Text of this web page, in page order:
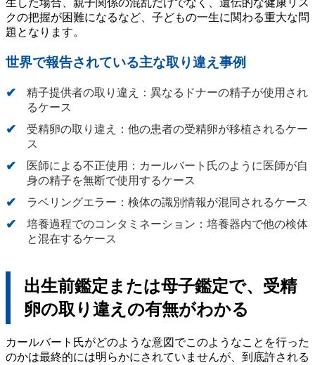
生した場合、親子関係の混乱だけでなく、遺伝的な健康リス
クの把握が困難になるなど、子どもの一生に関わる重大な問
題となります。
世界で報告されている主な取り違え事例
精子提供者の取り違え：異なるドナーの精子が使用され
るケース
受精卵の取り違え：他の患者の受精卵が移植されるケー
ス
医師による不正使用：カールバート氏のように医師が自
身の精子を無断で使用するケース
ラベリングエラー：検体の識別情報が混同されるケース
培養過程でのコンタミネーション：培養器内で他の検体
と混在するケース
出生前鑑定または母子鑑定で、受精
卵の取り違えの有無がわかる
カールバート氏がどのような意図でこのようなことを行った
のかは最終的には明らかにされていませんが、到底許される